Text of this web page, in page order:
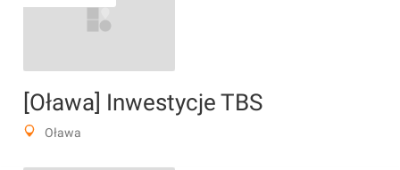
[Oława] Inwestycje TBS
Oława